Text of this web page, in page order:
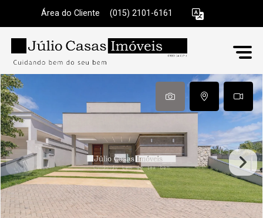
Área do Cliente (015) 2101-6161